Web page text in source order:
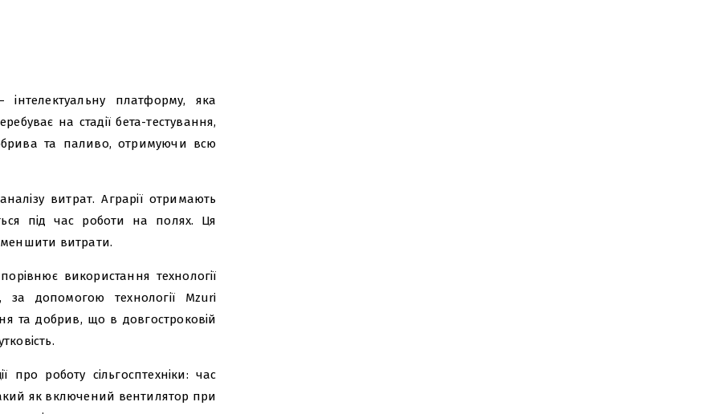
платформу, яка
на стадії бета-тестування,
та паливо, отримуючи всю
витрат. Аграрії отримають
під час роботи на полях. Ця
витрати.
використання технології
допомогою технології Mzuri
та добрив, що в довгостроковій
про роботу сільгосптехніки: час
як включений вентилятор при